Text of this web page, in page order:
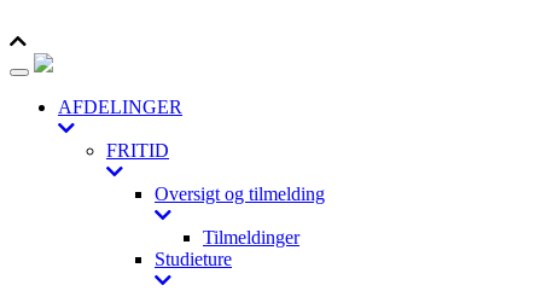
Toggle navigation
AFDELINGER
FRITID
Oversigt og tilmelding
Tilmeldinger
Studieture